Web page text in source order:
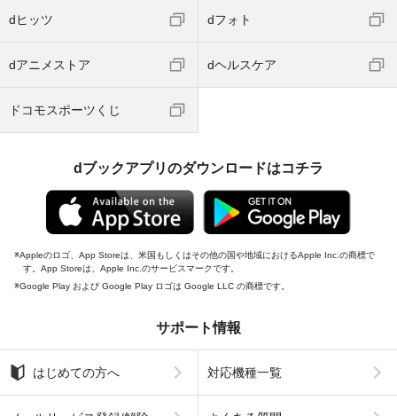
dヒッツ dフォト
dアニメストア dヘルスケア
ドコモスポーツくじ
dブックアプリのダウンロードはコチラ
Appleのロゴ、App Storeは、米国もしくはその他の国や地域におけるApple Inc.の商標で
す。App Storeは、Apple Inc.のサービスマークです。
Google Play および Google Play ロゴは Google LLC の商標です。
サポート情報
はじめての方へ 対応機種一覧